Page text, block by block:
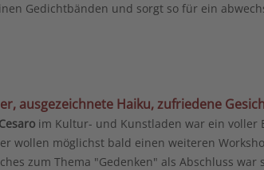
Gedichtbänden und sorgt so für ein
ausgezeichnete Haiku, zufriedene
im Kultur- und Kunstladen war ein voller
wollen möglichst bald einen weiteren
zum Thema "Gedenken" als Abschluss war